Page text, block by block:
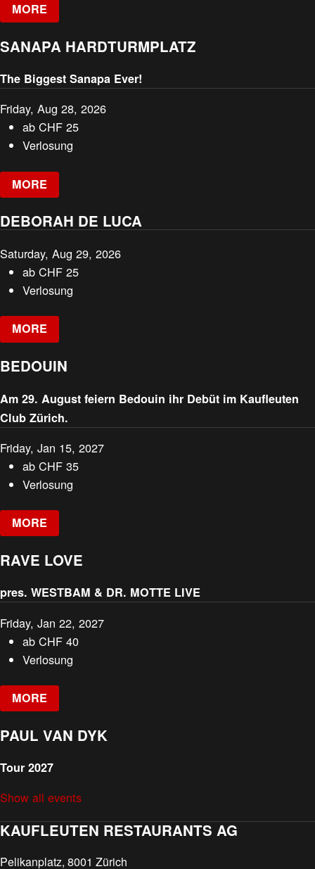
MORE
SANAPA HARDTURMPLATZ
The Biggest Sanapa Ever!
Friday, Aug 28, 2026
abCHF 25
Verlosung
MORE
DEBORAH DE LUCA
Saturday, Aug 29, 2026
abCHF 25
Verlosung
MORE
BEDOUIN
Am 29. August feiern Bedouin ihr Debüt im Kaufleuten
Club Zürich.
Friday, Jan 15, 2027
abCHF 35
Verlosung
MORE
RAVE LOVE
pres. WESTBAM & DR. MOTTE LIVE
Friday, Jan 22, 2027
abCHF 40
Verlosung
MORE
PAUL VAN DYK
Tour 2027
Show all events
KAUFLEUTEN RESTAURANTS AG
Pelikanplatz, 8001 Zürich